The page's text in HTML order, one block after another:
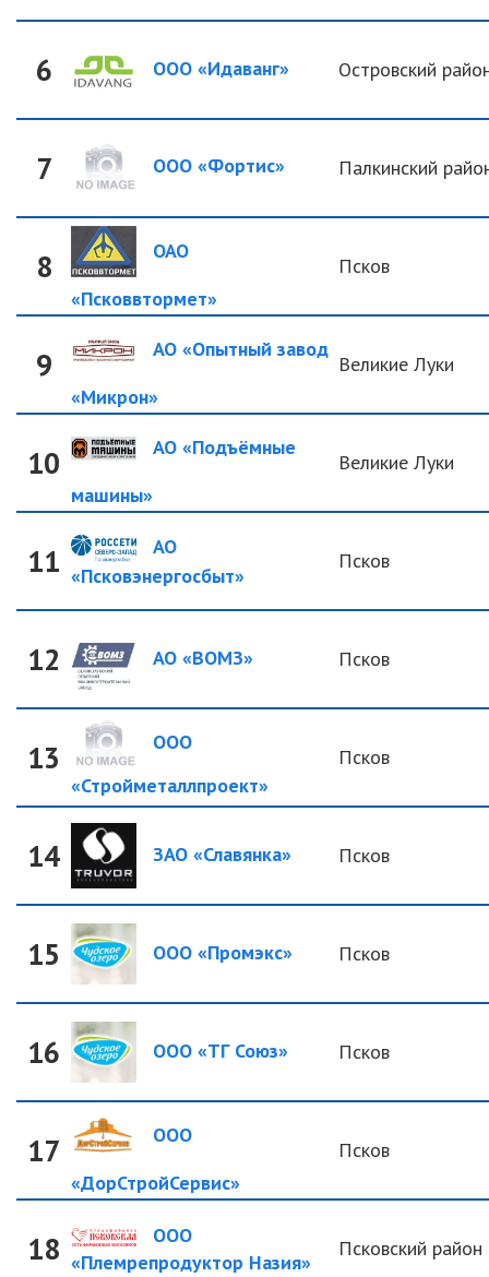
6 ООО «Идаванг» Островский
7 ООО «Фортис» Палкинский
8
ОАО
«Псковвтормет»
Псков
9
АО «Опытный завод
«Микрон»
Великие Луки
10
АО «Подъёмные
машины»
Великие Луки
11
АО
«Псковэнергосбыт»
Псков
12 АО «ВОМЗ» Псков
13
ООО
«Стройметаллпроект»
Псков
14 ЗАО «Славянка» Псков
15 ООО «Промэкс» Псков
16 ООО «ТГ Союз» Псков
17
ООО
«ДорСтройСервис»
Псков
18
ООО
«Племрепродуктор Назия»
Псковский район